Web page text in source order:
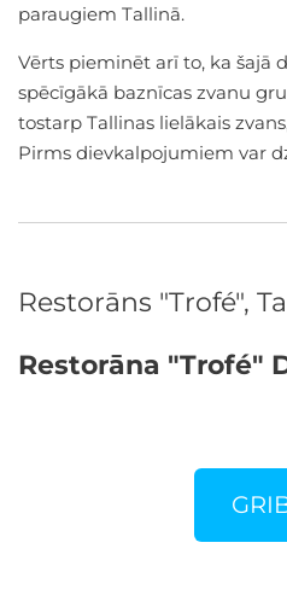
paraugiem Tallinā.
Vērts pieminēt arī to, ka šajā
spēcīgākā baznīcas zvanu
tostarp Tallinas lielākais
Pirms dievkalpojumiem var
Restorāns "Trofé",
Restorāna "Trofé"